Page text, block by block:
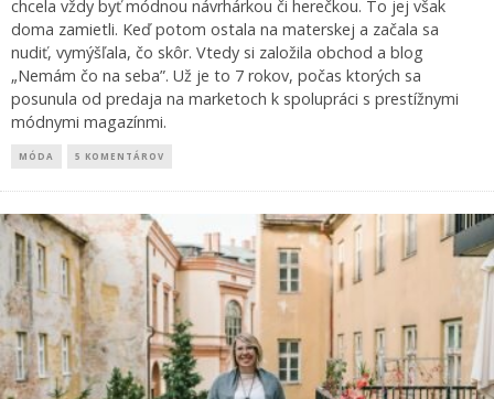
chcela vždy byť módnou návrhárkou či herečkou. To jej však
doma zamietli. Keď potom ostala na materskej a začala sa
nudiť, vymýšľala, čo skôr. Vtedy si založila obchod a blog
„Nemám čo na seba”. Už je to 7 rokov, počas ktorých sa
posunula od predaja na marketoch k spolupráci s prestížnymi
módnymi magazínmi.
MÓDA 5 KOMENTÁROV